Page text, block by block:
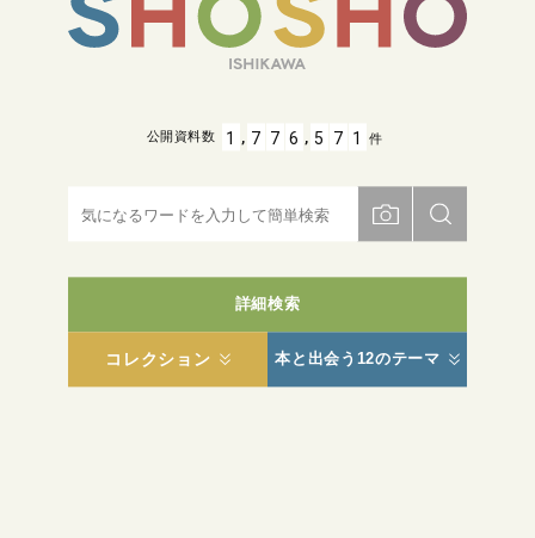
詳細検索
コレクション 本と出会う12のテーマ
公開資料数 1 , 7 7 6 , 5 7 1 件